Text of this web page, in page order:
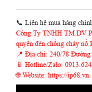
📞 Liên hệ mua hàng
Công Ty TNHH TM DV
quyền đèn chống cháy
📍 Địa chỉ: 240/78
📱 Hotline/Zalo:
🌐 Website: https://ip68.vn